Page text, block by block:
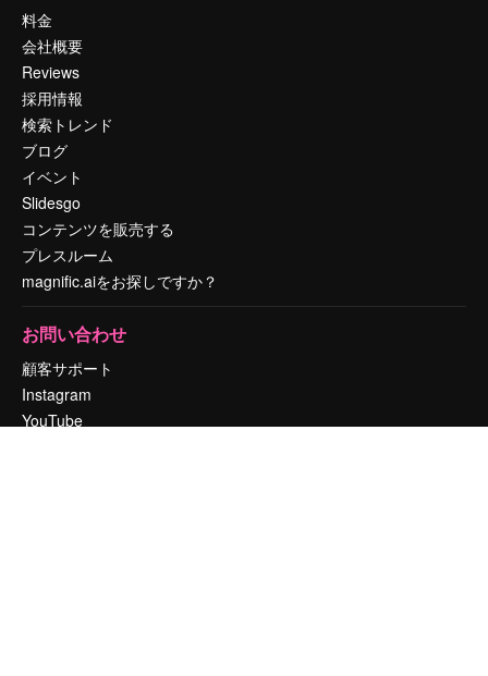
料金
会社概要
Reviews
採用情報
検索トレンド
ブログ
イベント
Slidesgo
コンテンツを販売する
プレスルーム
magnific.aiをお探しですか？
お問い合わせ
顧客サポート
Instagram
YouTube